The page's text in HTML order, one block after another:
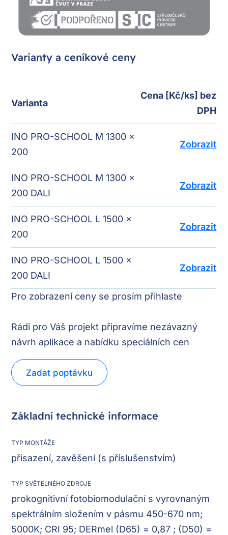
Varianty a ceníkové ceny
Varianta
Cena [Kč/ks] bez
DPH
INO PRO-SCHOOL M 1300 x
200
Zobrazit
INO PRO-SCHOOL M 1300 x
200 DALI
Zobrazit
INO PRO-SCHOOL L 1500 x
200
Zobrazit
INO PRO-SCHOOL L 1500 x
200 DALI
Zobrazit
Pro zobrazení ceny se prosím přihlaste
Rádi pro Váš projekt připravíme nezávazný
návrh aplikace a nabídku speciálních cen
Zadat poptávku
Základní technické informace
TYP MONTÁŽE
přisazení, zavěšení (s příslušenstvím)
TYP SVĚTELNÉHO ZDROJE
prokognitivní fotobiomodulační s vyrovnaným
spektrálním složením v pásmu 450-670 nm;
5000K; CRI 95; DERmel (D65) = 0,87 ; (D50) =